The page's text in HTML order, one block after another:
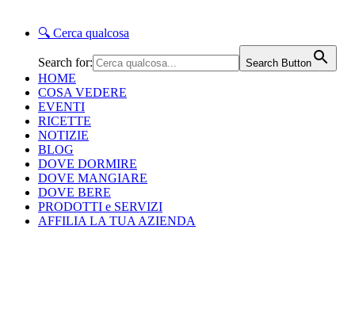
🔍 Cerca qualcosa
Search for: Search Button
HOME
COSA VEDERE
EVENTI
RICETTE
NOTIZIE
BLOG
DOVE DORMIRE
DOVE MANGIARE
DOVE BERE
PRODOTTI e SERVIZI
AFFILIA LA TUA AZIENDA